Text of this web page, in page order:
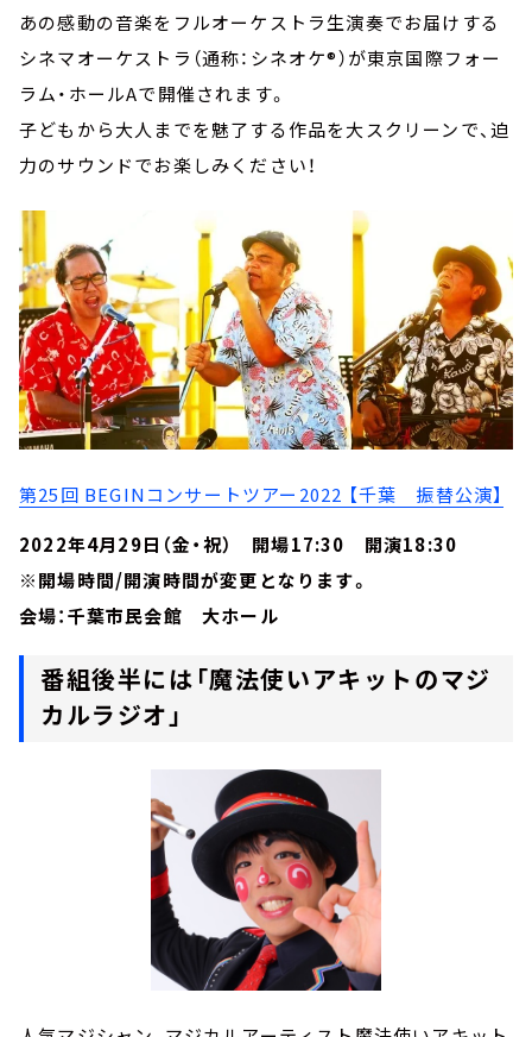
あの感動の音楽をフルオーケストラ生演奏でお届けする
シネマオーケストラ（通称：シネオケ®）が東京国際フォー
ラム・ホールAで開催されます。
子どもから大人までを魅了する作品を大スクリーンで、迫
力のサウンドでお楽しみください！
第25回 BEGINコンサートツアー2022 【千葉 振替公演】
2022年4月29日（金・祝） 開場17:30 開演18:30
※開場時間/開演時間が変更となります。
会場：千葉市民会館 大ホール
番組後半には「魔法使いアキットのマジ
カルラジオ」